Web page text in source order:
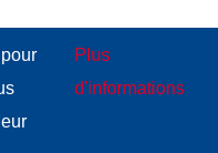
Soletanche Bachy|
Cookie
Plus
d'informations